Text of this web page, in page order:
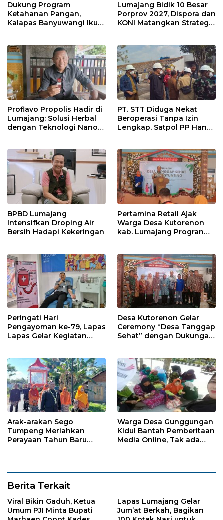
Dukung Program
Ketahanan Pangan,
Kalapas Banyuwangi Ikuti
Ngajum
Lumajang Bidik 10 Besar
Porprov 2027, Dispora dan
KONI Matangkan Strategi
Proflavo Propolis Hadir di
Lumajang: Solusi Herbal
dengan Teknologi Nano
PT. STT Diduga Nekat
Beroperasi Tanpa Izin
Lengkap, Satpol PP Hanya
BPBD Lumajang
Intensifkan Droping Air
Bersih Hadapi Kekeringan
Pertamina Retail Ajak
Warga Desa Kutorenon
kab. Lumajang Progran
Darurat
Peringati Hari
Pengayoman ke-79, Lapas
Lapas Gelar Kegiatan
Desa Kutorenon Gelar
Ceremony “Desa Tanggap
Sehat” dengan Dukungan
Arak-arakan Sego
Tumpeng Meriahkan
Perayaan Tahun Baru
Warga Desa Gunggungan
Kidul Bantah Pemberitaan
Media Online, Tak ada
Berita Terkait
Viral Bikin Gaduh, Ketua
Umum PJI Minta Bupati
Lapas Lumajang Gelar
Jum’at Berkah, Bagikan